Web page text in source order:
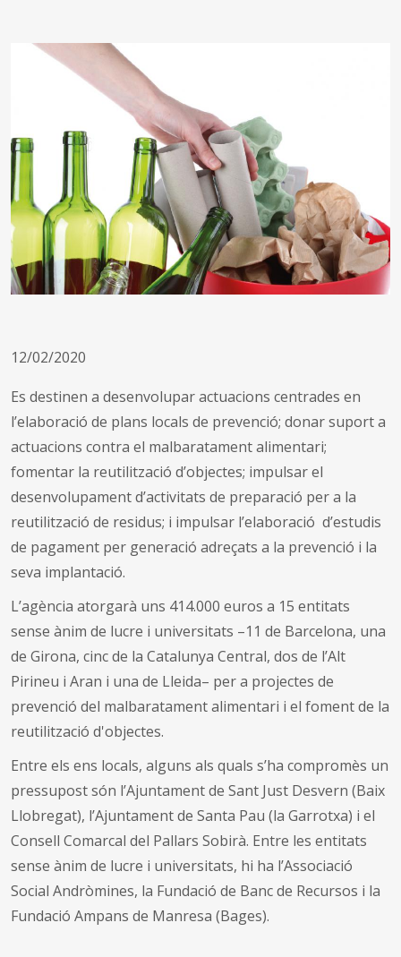
12/02/2020
Es destinen a desenvolupar actuacions centrades en
l’elaboració de plans locals de prevenció; donar suport a
actuacions contra el malbaratament alimentari;
fomentar la reutilització d’objectes; impulsar el
desenvolupament d’activitats de preparació per a la
reutilització de residus; i impulsar l’elaboració d’estudis
de pagament per generació adreçats a la prevenció i la
seva implantació.
L’agència atorgarà uns 414.000 euros a 15 entitats
sense ànim de lucre i universitats –11 de Barcelona, una
de Girona, cinc de la Catalunya Central, dos de l’Alt
Pirineu i Aran i una de Lleida– per a projectes de
prevenció del malbaratament alimentari i el foment de la
reutilització d'objectes.
Entre els ens locals, alguns als quals s’ha compromès un
pressupost són l’Ajuntament de Sant Just Desvern (Baix
Llobregat), l’Ajuntament de Santa Pau (la Garrotxa) i el
Consell Comarcal del Pallars Sobirà. Entre les entitats
sense ànim de lucre i universitats, hi ha l’Associació
Social Andròmines, la Fundació de Banc de Recursos i la
Fundació Ampans de Manresa (Bages).